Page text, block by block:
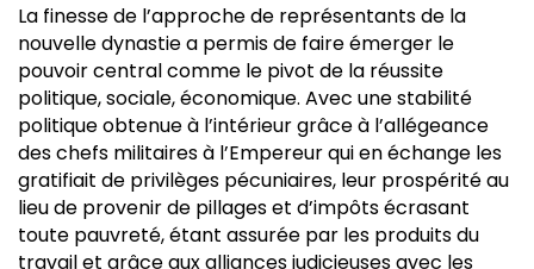
La finesse de l’approche de représentants de la
nouvelle dynastie a permis de faire émerger le
pouvoir central comme le pivot de la réussite
politique, sociale, économique. Avec une stabilité
politique obtenue à l’intérieur grâce à l’allégeance
des chefs militaires à l’Empereur qui en échange les
gratifiait de privilèges pécuniaires, leur prospérité au
lieu de provenir de pillages et d’impôts écrasant
toute pauvreté, étant assurée par les produits du
travail et grâce aux alliances judicieuses avec les